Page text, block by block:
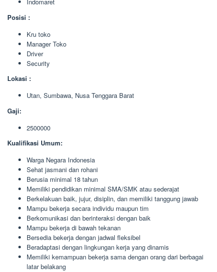
Posisi :
Kru toko
Manager Toko
Driver
Security
Lokasi :
Utan, Sumbawa, Nusa Tenggara Barat
Gaji:
2500000
Kualifikasi Umum:
Warga Negara Indonesia
Sehat jasmani dan rohani
Berusia minimal 18 tahun
Memiliki pendidikan minimal SMA/SMK atau sederajat
Berkelakuan baik, jujur, disiplin, dan memiliki tanggung jawab
Mampu bekerja secara individu maupun tim
Berkomunikasi dan berinteraksi dengan baik
Mampu bekerja di bawah tekanan
Bersedia bekerja dengan jadwal fleksibel
Beradaptasi dengan lingkungan kerja yang dinamis
Memiliki kemampuan bekerja sama dengan orang dari berbagai
latar belakang